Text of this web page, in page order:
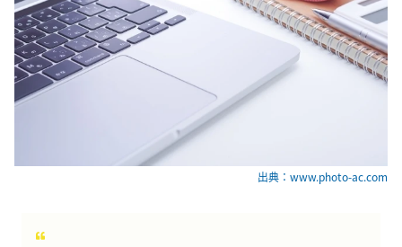
出典：www.photo-ac.com